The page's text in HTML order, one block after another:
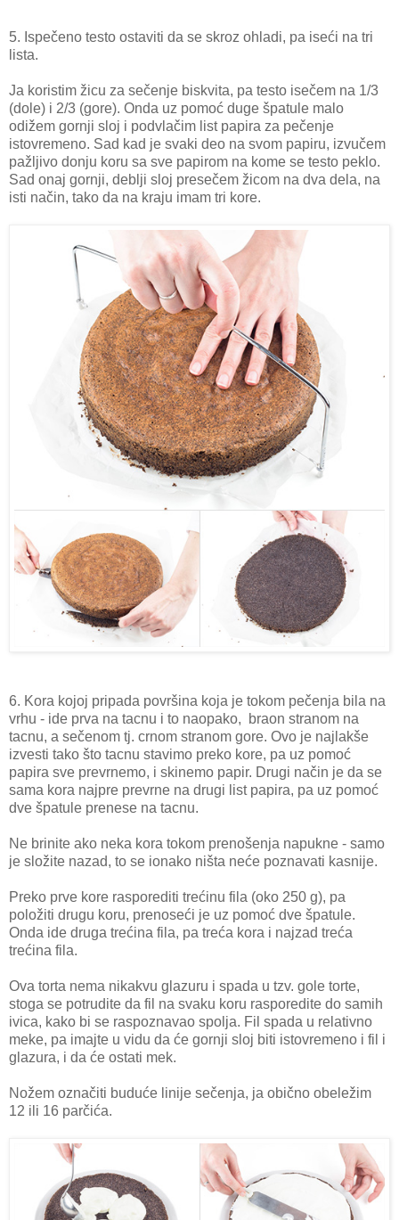
5. Ispečeno testo ostaviti da se skroz ohladi, pa iseći na tri
lista.
Ja koristim žicu za sečenje biskvita, pa testo isečem na 1/3
(dole) i 2/3 (gore). Onda uz pomoć duge špatule malo
odižem gornji sloj i podvlačim list papira za pečenje
istovremeno. Sad kad je svaki deo na svom papiru, izvučem
pažljivo donju koru sa sve papirom na kome se testo peklo.
Sad onaj gornji, deblji sloj presečem žicom na dva dela, na
isti način, tako da na kraju imam tri kore.
6. Kora kojoj pripada površina koja je tokom pečenja bila na
vrhu - ide prva na tacnu i to naopako, braon stranom na
tacnu, a sečenom tj. crnom stranom gore. Ovo je najlakše
izvesti tako što tacnu stavimo preko kore, pa uz pomoć
papira sve prevrnemo, i skinemo papir. Drugi način je da se
sama kora najpre prevrne na drugi list papira, pa uz pomoć
dve špatule prenese na tacnu.
Ne brinite ako neka kora tokom prenošenja napukne - samo
je složite nazad, to se ionako ništa neće poznavati kasnije.
Preko prve kore rasporediti trećinu fila (oko 250 g), pa
položiti drugu koru, prenoseći je uz pomoć dve špatule.
Onda ide druga trećina fila, pa treća kora i najzad treća
trećina fila.
Ova torta nema nikakvu glazuru i spada u tzv. gole torte,
stoga se potrudite da fil na svaku koru rasporedite do samih
ivica, kako bi se raspoznavao spolja. Fil spada u relativno
meke, pa imajte u vidu da će gornji sloj biti istovremeno i fil i
glazura, i da će ostati mek.
Nožem označiti buduće linije sečenja, ja obično obeležim
12 ili 16 parčića.